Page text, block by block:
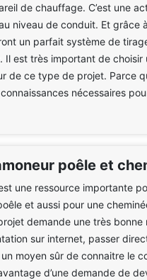
de chauffage. C’est une
niveau de conduit. Et grâce
un parfait système de
Il est très important de choisir
de ce type de projet. Parce
nécessaires
poêle et
une ressource importante
et aussi pour une
demande une très bonne
sur internet, passer
moyen sûr de connaitre le
d’une demande de